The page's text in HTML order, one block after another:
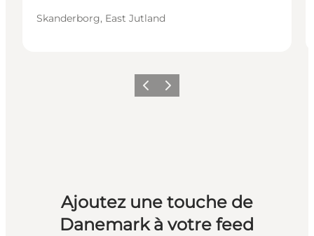
Skanderborg, East Jutland
PrécédentSuivant
Ajoutez une touche de
Danemark à votre feed